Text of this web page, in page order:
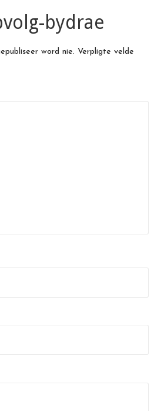
bydrae
word nie. Verpligte velde